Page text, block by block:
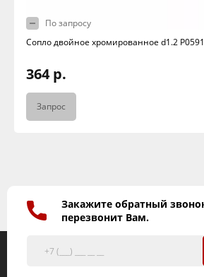
По запросу
Сопло двойное хромированное d1.2
364 р.
Запрос
Закажите обратный
перезвонит Вам.